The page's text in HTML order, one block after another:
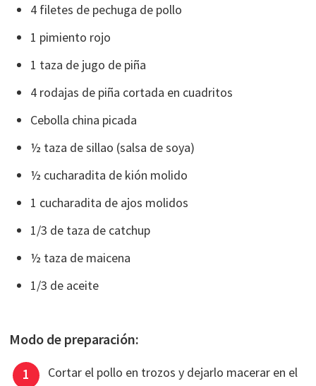
4 filetes de pechuga de pollo
1 pimiento rojo
1 taza de jugo de piña
4 rodajas de piña cortada en cuadritos
Cebolla china picada
½ taza de sillao (salsa de soya)
½ cucharadita de kión molido
1 cucharadita de ajos molidos
1/3 de taza de catchup
½ taza de maicena
1/3 de aceite
Modo de preparación:
Cortar el pollo en trozos y dejarlo macerar en el